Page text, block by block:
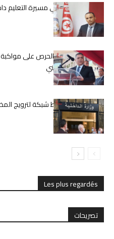
الكوكي:نجاحات في مسيرة التعليم
التونسية
وزير الداخلية يؤكد الحرص على
الحرس للواقع الأمني
وزارة الداخلية تضبط شبكة لترويج
الملاهي الليلية
Les plus regardés
تصريحات